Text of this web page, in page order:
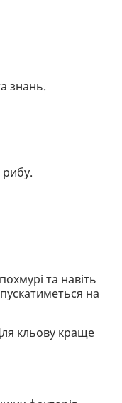
знань.
рибу.
та навіть
на
кльову краще